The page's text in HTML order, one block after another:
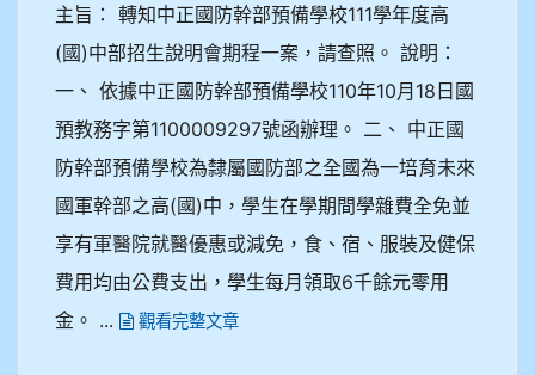
主旨： 轉知中正國防幹部預備學校111學年度高
(國)中部招生說明會期程一案，請查照。 說明：
一、 依據中正國防幹部預備學校110年10月18日國
預教務字第1100009297號函辦理。 二、 中正國
防幹部預備學校為隸屬國防部之全國為一培育未來
國軍幹部之高(國)中，學生在學期間學雜費全免並
享有軍醫院就醫優惠或減免，食、宿、服裝及健保
費用均由公費支出，學生每月領取6千餘元零用
金。 ...
觀看完整文章